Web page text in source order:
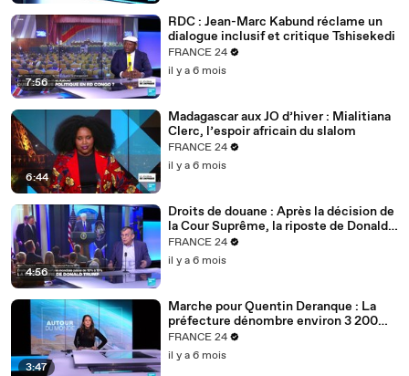
7:56
RDC : Jean-Marc Kabund réclame un
dialogue inclusif et critique Tshisekedi
FRANCE 24
il y a 6 mois
6:44
Madagascar aux JO d’hiver : Mialitiana
Clerc, l’espoir africain du slalom
FRANCE 24
il y a 6 mois
4:56
Droits de douane : Après la décision de
la Cour Suprême, la riposte de Donald
Trump
FRANCE 24
il y a 6 mois
3:47
Marche pour Quentin Deranque : La
préfecture dénombre environ 3 200
personnes à Lyon
FRANCE 24
il y a 6 mois